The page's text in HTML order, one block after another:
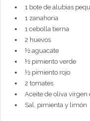
1 bote de alubias
1 zanahoria
1 cebolla tierna
2 huevos
½ aguacate
½ pimiento verde
½ pimiento rojo
2 tomates
Aceite de oliva virgen
Sal, pimienta y limón